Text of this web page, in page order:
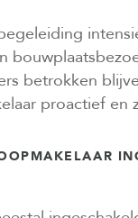
betrokken
proactief en